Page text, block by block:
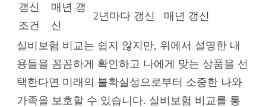
갱신
조건
매년 갱
신
2년마다 갱신 매년 갱신
실비보험 비교는 쉽지 않지만, 위에서 설명한 내
용들을 꼼꼼하게 확인하고 나에게 맞는 상품을 선
택한다면 미래의 불확실성으로부터 소중한 나와
가족을 보호할 수 있습니다. 실비보험 비교를 통